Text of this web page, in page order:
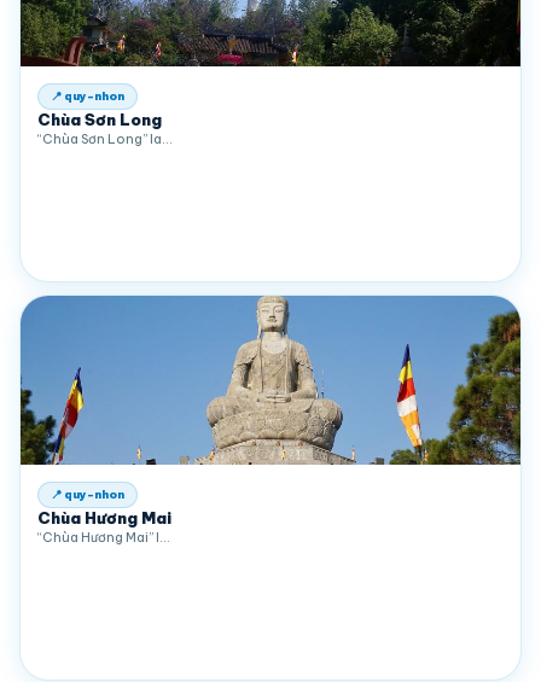
📍 quy-nhon
Chùa Sơn Long
“Chùa Sơn Long” la…
📍 quy-nhon
Chùa Hương Mai
“Chùa Hương Mai” l…